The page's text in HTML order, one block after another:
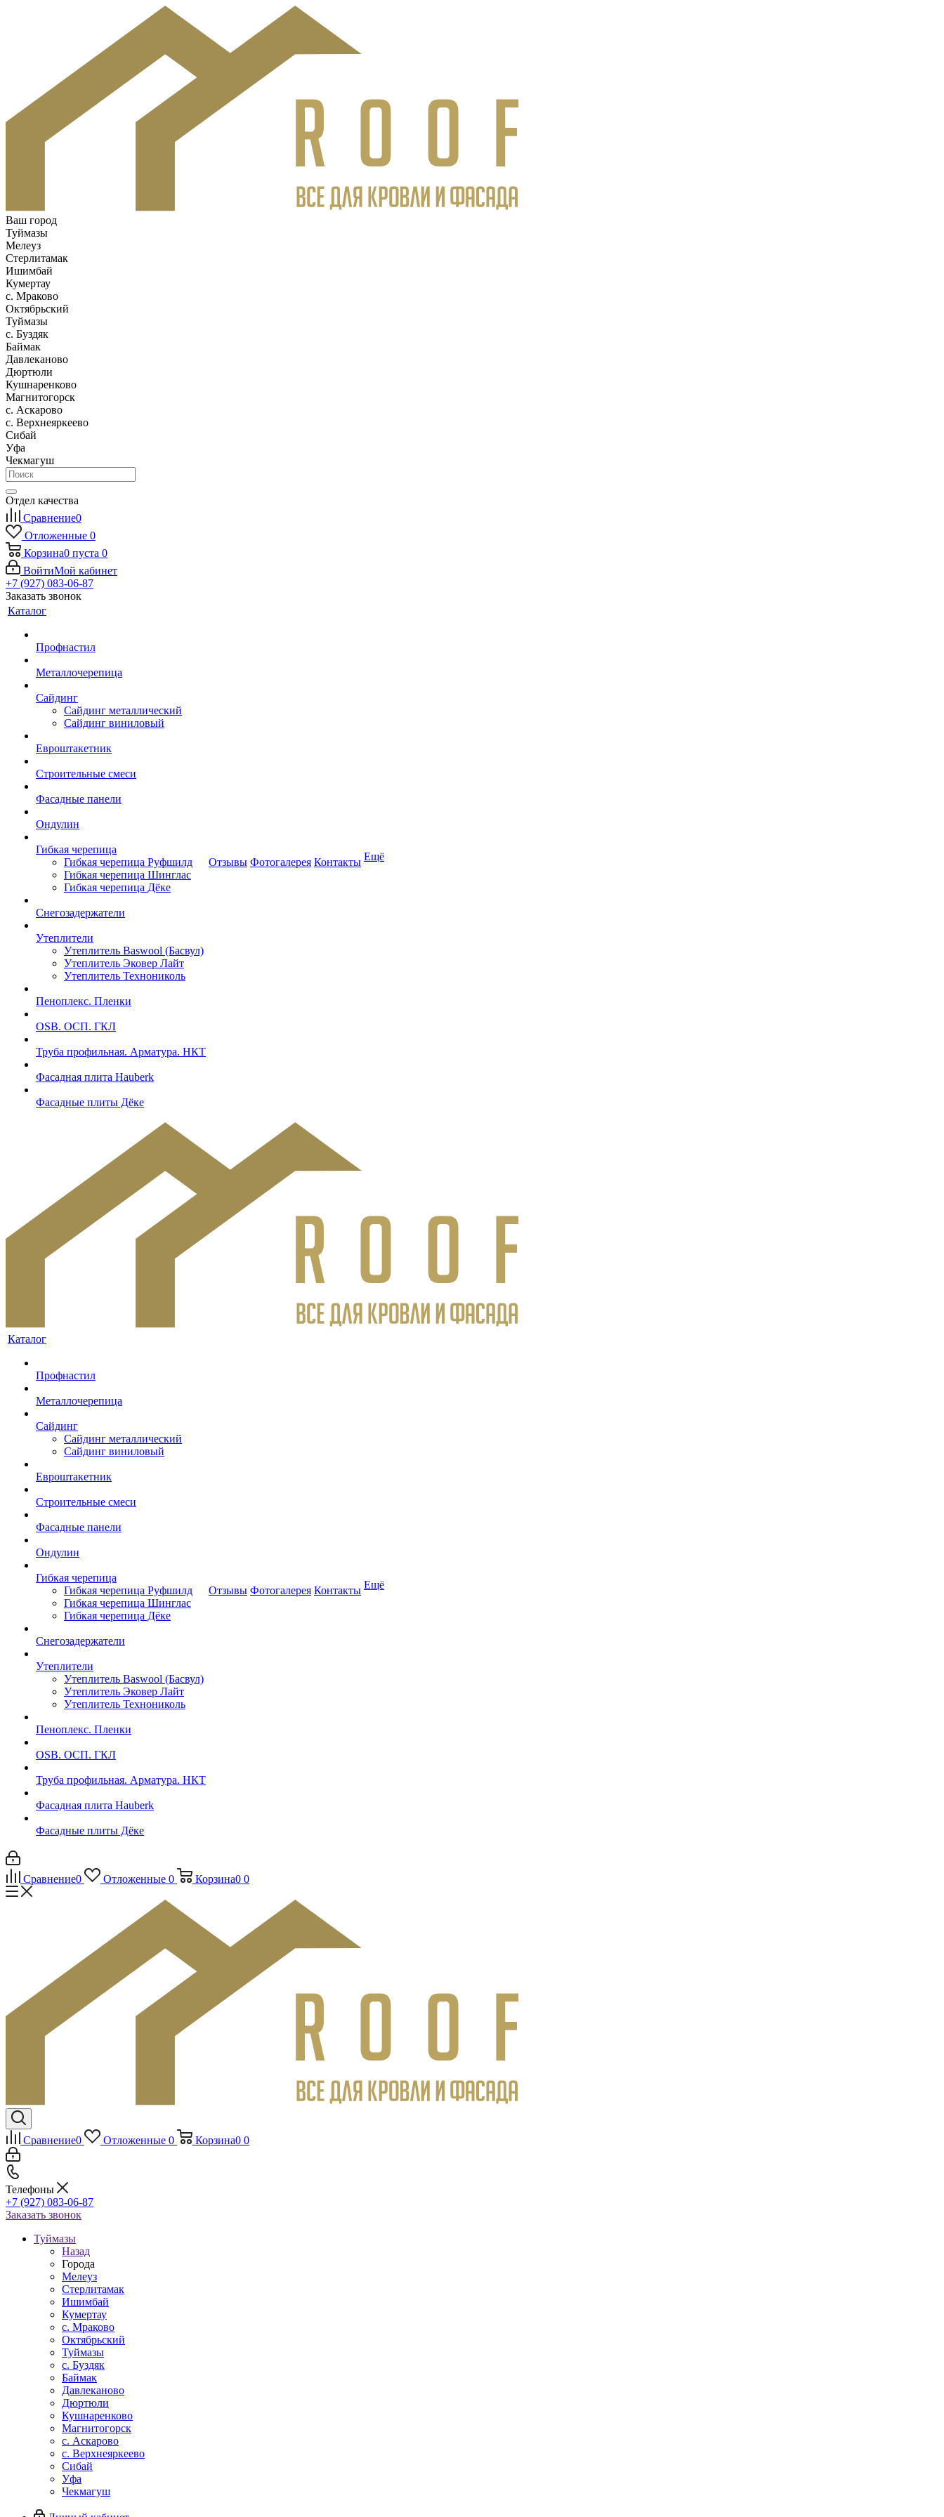
Ваш город
Туймазы
Мелеуз
Стерлитамак
Ишимбай
Кумертау
c. Мраково
Октябрьский
Туймазы
c. Буздяк
Баймак
Давлеканово
Дюртюли
Кушнаренково
Магнитогорск
с. Аскарово
с. Верхнеяркеево
Сибай
Уфа
Чекмагуш
Отдел качества
Сравнение0
Отложенные 0
Корзина0 пуста 0
ВойтиМой кабинет
+7 (927) 083-06-87
Заказать звонок
Каталог
Профнастил
Металлочерепица
Сайдинг
Сайдинг металлический
Сайдинг виниловый
Евроштакетник
Строительные смеси
Фасадные панели
Ондулин
Гибкая черепица
Гибкая черепица Руфшилд
Гибкая черепица Шинглас
Гибкая черепица Дёке
Снегозадержатели
Утеплители
Утеплитель Baswool (Басвул)
Утеплитель Эковер Лайт
Утеплитель Технониколь
Пеноплекс. Пленки
OSB. ОСП. ГКЛ
Труба профильная. Арматура. НКТ
Фасадная плита Hauberk
Фасадные плиты Дёке
Отзывы Фотогалерея Контакты Ещё
Каталог
Профнастил
Металлочерепица
Сайдинг
Сайдинг металлический
Сайдинг виниловый
Евроштакетник
Строительные смеси
Фасадные панели
Ондулин
Гибкая черепица
Гибкая черепица Руфшилд
Гибкая черепица Шинглас
Гибкая черепица Дёке
Снегозадержатели
Утеплители
Утеплитель Baswool (Басвул)
Утеплитель Эковер Лайт
Утеплитель Технониколь
Пеноплекс. Пленки
OSB. ОСП. ГКЛ
Труба профильная. Арматура. НКТ
Фасадная плита Hauberk
Фасадные плиты Дёке
Отзывы Фотогалерея Контакты Ещё
Сравнение0 Отложенные 0 Корзина0 0
Сравнение0 Отложенные 0 Корзина0 0
Телефоны
+7 (927) 083-06-87
Заказать звонок
Туймазы
Назад
Города
Мелеуз
Стерлитамак
Ишимбай
Кумертау
c. Мраково
Октябрьский
Туймазы
c. Буздяк
Баймак
Давлеканово
Дюртюли
Кушнаренково
Магнитогорск
с. Аскарово
с. Верхнеяркеево
Сибай
Уфа
Чекмагуш